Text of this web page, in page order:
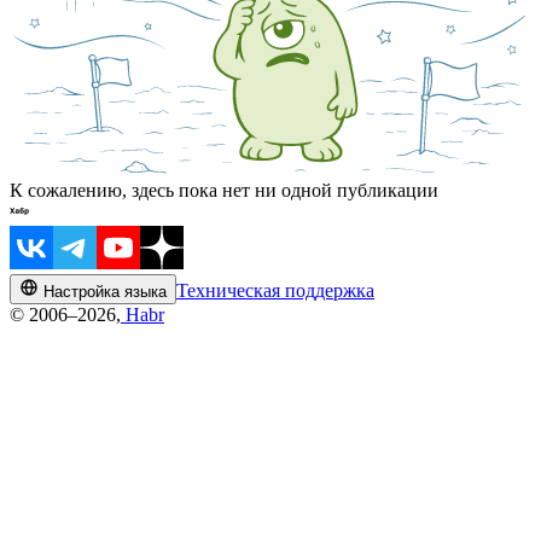
К сожалению, здесь пока нет ни одной публикации
Настройка языка Техническая поддержка
© 2006–2026, Habr